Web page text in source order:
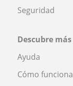
Seguridad
Descubre más
Ayuda
Cómo funciona